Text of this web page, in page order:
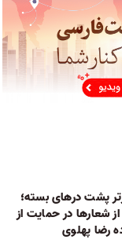
پشت درهای بسته؛
شعارها در حمایت از
رضا پهلوی